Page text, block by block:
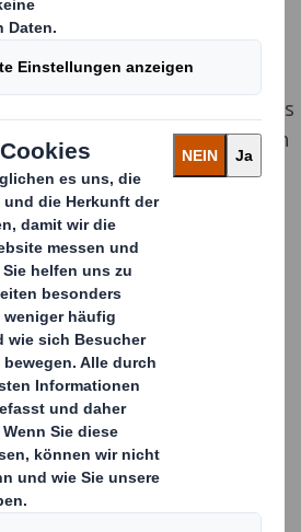
leistet einen enormen
Projekten, indem sie ihr
Erfahrungsschatz, ihr starkes
unsere Geschichten durch
zu verbreiten, einbringt.
HexcelWrap im "
" der Ellen MacArthur Foundation
Kreislauf-Design-
mit der Ellen
entwickelt.
der Stiftung ermöglicht es
ihren Herausforderungen im